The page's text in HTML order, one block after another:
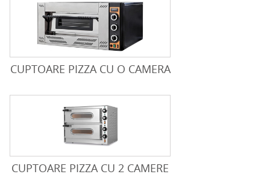
CUPTOARE PIZZA CU O CAMERA
CUPTOARE PIZZA CU 2 CAMERE